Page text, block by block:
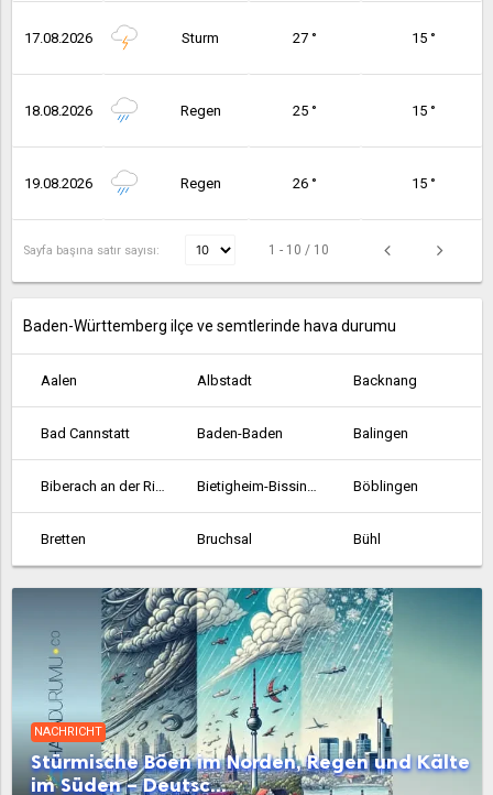
17.08.2026 Sturm 27 ° 15 °
18.08.2026 Regen 25 ° 15 °
19.08.2026 Regen 26 ° 15 °
Sayfa başına satır sayısı: 1 - 10 / 10
Baden-Württemberg ilçe ve semtlerinde hava durumu
Aalen Albstadt Backnang
Bad Cannstatt Baden-Baden Balingen
Biberach an der Riss Bietigheim-Bissingen Böblingen
Bretten Bruchsal Bühl
Crailsheim Durlach Ehingen
Emmendingen Esslingen am Neckar Ettlingen
Fellbach Feuerbach Filderstadt
Freiburg im Breisgau Friedrichshafen Gaggenau
NACHRICHT
Stürmische Böen im Norden, Regen und Kälte
im Süden – Deutsc...